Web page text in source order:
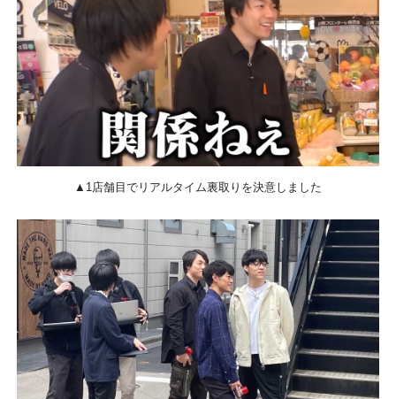
▲1店舗目でリアルタイム裏取りを決意しました